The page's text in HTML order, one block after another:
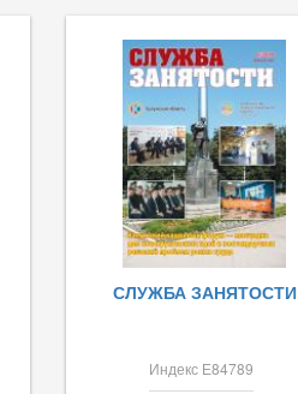
СЛУЖБА ЗАНЯТОСТИ
Индекс Е84789